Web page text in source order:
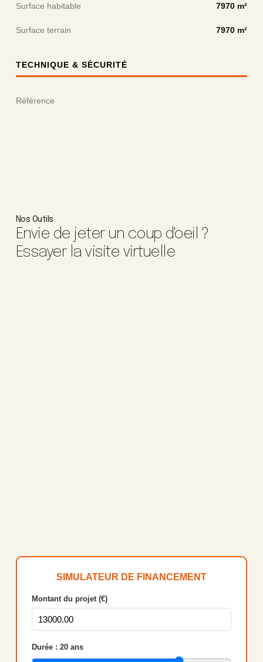
Surface habitable 7970 m²
Surface terrain 7970 m²
TECHNIQUE & SÉCURITÉ
Référence
Nos Outils
Envie de jeter un coup d'oeil ?
Essayer la visite virtuelle
SIMULATEUR DE FINANCEMENT
Montant du projet (€)
Durée : 20ans